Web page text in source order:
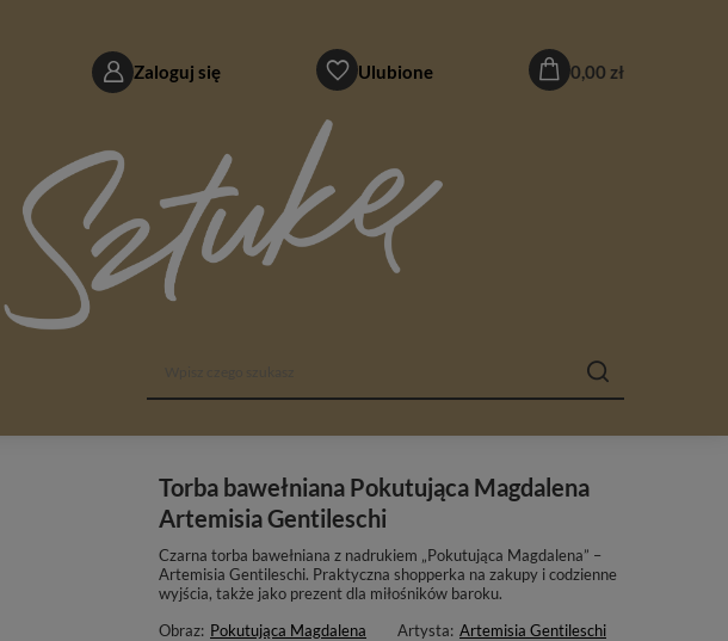
Zaloguj się Ulubione 0,00 zł
Torba bawełniana Pokutująca Magdalena
Artemisia Gentileschi
Czarna torba bawełniana z nadrukiem „Pokutująca Magdalena” –
Artemisia Gentileschi. Praktyczna shopperka na zakupy i codzienne
wyjścia, także jako prezent dla miłośników baroku.
Obraz: Pokutująca Magdalena Artysta: Artemisia Gentileschi